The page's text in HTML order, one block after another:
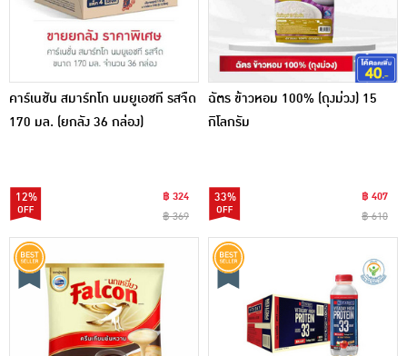
คาร์เนชัน สมาร์ทโก นมยูเอชที รสจืด
170 มล. (ยกลัง 36 กล่อง)
12%
฿ 324
฿ 369
ฉัตร ข้าวหอม 100% (ถุงม่วง) 15
กิโลกรัม
33%
฿ 407
฿ 610